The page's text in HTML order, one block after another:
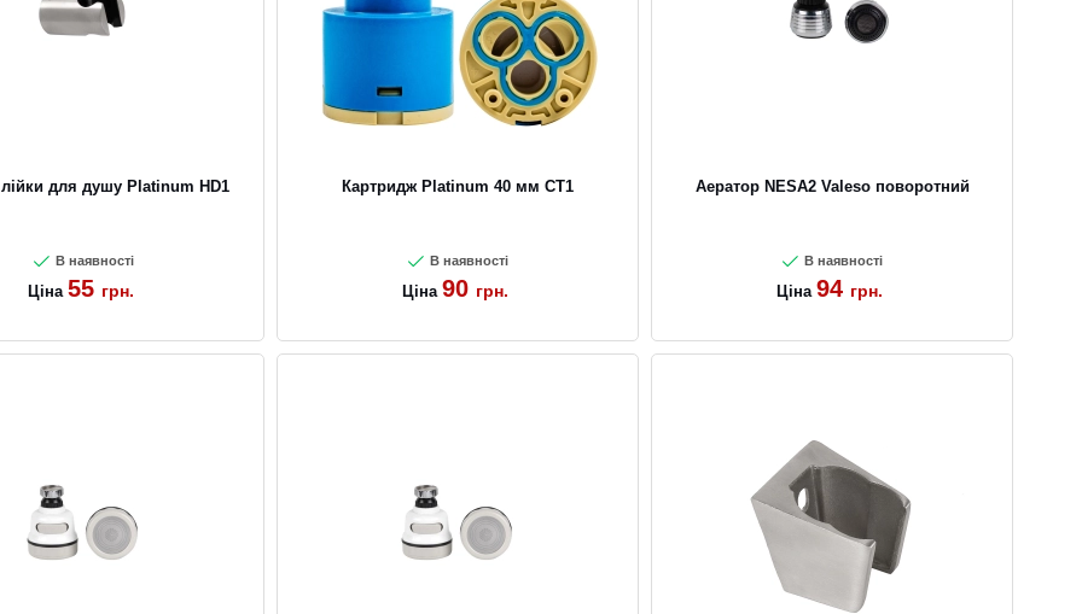
для душу Platinum HD1
В наявності
Ціна 55 грн.
Картридж Platinum 40 мм CT1
В наявності
Ціна 90 грн.
Аератор NESA2 Valeso поворотний
В наявності
Ціна 94 грн.